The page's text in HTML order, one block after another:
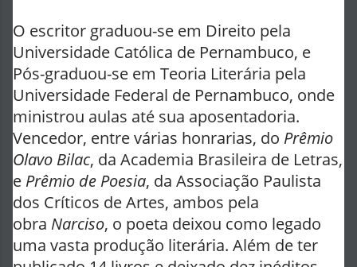
O escritor graduou-se em Direito pela
Universidade Católica de Pernambuco, e
Pós-graduou-se em Teoria Literária pela
Universidade Federal de Pernambuco, onde
ministrou aulas até sua aposentadoria.
Vencedor, entre várias honrarias, do Prêmio
Olavo Bilac, da Academia Brasileira de Letras,
e Prêmio de Poesia, da Associação Paulista
dos Críticos de Artes, ambos pela
obra Narciso, o poeta deixou como legado
uma vasta produção literária. Além de ter